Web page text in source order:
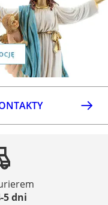
5 dni